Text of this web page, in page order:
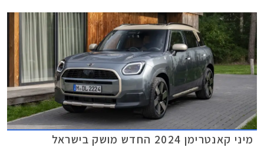
מיני קאנטרימן 2024 החדש מושק בישראל